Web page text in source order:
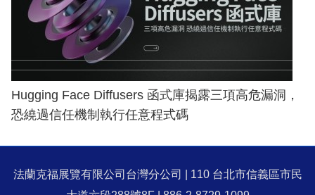
Hugging Face Diffusers 函式庫揭露三項高危漏洞，
恐繞過信任機制執行任意程式碼
法蘭克福展覽有限公司台灣分公司 | 110 台北市信義區市民